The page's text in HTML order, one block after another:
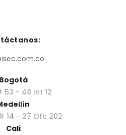
Bogotá
53 - 48 Int 12
14 - 27 Ofc 202
Cali